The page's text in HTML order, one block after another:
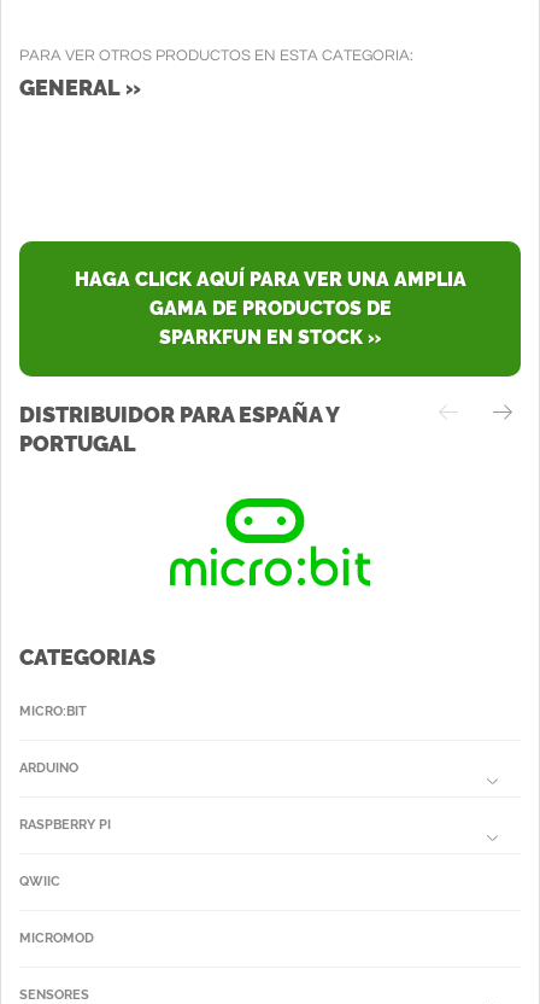
PARA VER OTROS PRODUCTOS EN ESTA CATEGORIA:
GENERAL »
HAGA CLICK AQUÍ PARA VER UNA AMPLIA
GAMA DE PRODUCTOS DE
SPARKFUN EN STOCK »
DISTRIBUIDOR PARA ESPAÑA Y
PORTUGAL
CATEGORIAS
MICRO:BIT
ARDUINO
RASPBERRY PI
QWIIC
MICROMOD
SENSORES